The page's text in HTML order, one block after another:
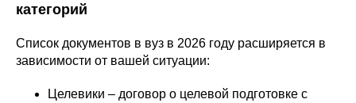
категорий
Список документов в вуз в 2026 году расширяется в
зависимости от вашей ситуации:
Целевики – договор о целевой подготовке с